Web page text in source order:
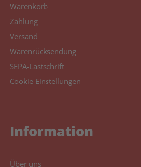
Warenkorb
Zahlung
Versand
Warenrücksendung
SEPA-Lastschrift
Cookie Einstellungen
Information
Über uns